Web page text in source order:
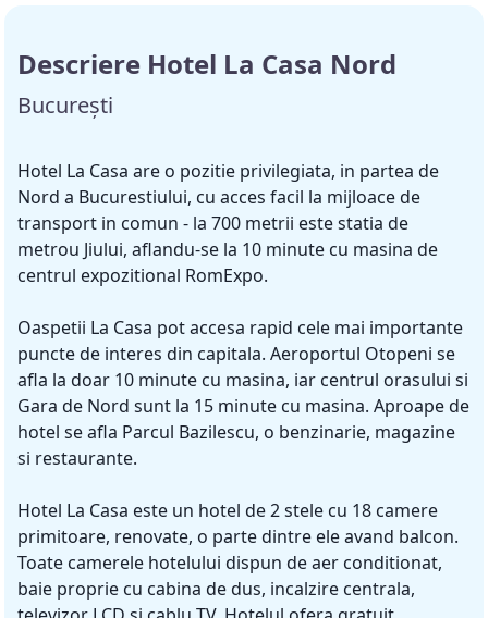
Descriere Hotel La Casa Nord
București
Hotel La Casa are o pozitie privilegiata, in partea de
Nord a Bucurestiului, cu acces facil la mijloace de
transport in comun - la 700 metrii este statia de
metrou Jiului, aflandu-se la 10 minute cu masina de
centrul expozitional RomExpo.
Oaspetii La Casa pot accesa rapid cele mai importante
puncte de interes din capitala. Aeroportul Otopeni se
afla la doar 10 minute cu masina, iar centrul orasului si
Gara de Nord sunt la 15 minute cu masina. Aproape de
hotel se afla Parcul Bazilescu, o benzinarie, magazine
si restaurante.
Hotel La Casa este un hotel de 2 stele cu 18 camere
primitoare, renovate, o parte dintre ele avand balcon.
Toate camerele hotelului dispun de aer conditionat,
baie proprie cu cabina de dus, incalzire centrala,